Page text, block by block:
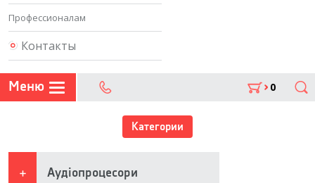
Профессионалам
Контакты
302 07 75
Меню 0
Категории
Аудіопроцесори